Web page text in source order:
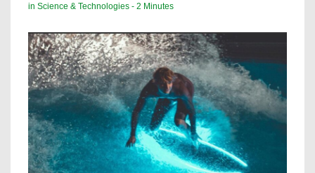
in Science & Technologies - 2 Minutes